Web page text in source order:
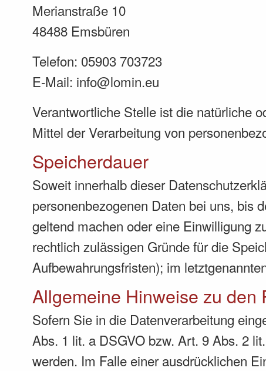
Merianstraße 10
48488 Emsbüren
Telefon: 05903 703723
E-Mail: info@lomin.eu
Verantwortliche Stelle ist die natürliche
Mittel der Verarbeitung von
Speicherdauer
Soweit innerhalb dieser
personenbezogenen Daten bei uns, bis
geltend machen oder eine Einwilligung
rechtlich zulässigen Gründe für die
Aufbewahrungsfristen); im
Allgemeine Hinweise zu den
Sofern Sie in die Datenverarbeitung
Abs. 1 lit. a DSGVO bzw. Art. 9 Abs. 2
werden. Im Falle einer ausdrücklichen